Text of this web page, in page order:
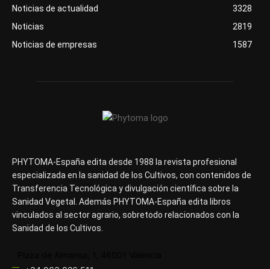
Noticias de actualidad
3328
Noticias
2819
Noticias de empresas
1587
PHYTOMA-España edita desde 1988 la revista profesional
especializada en la sanidad de los Cultivos, con contenidos de
Transferencia Tecnológica y divulgación científica sobre la
Sanidad Vegetal. Además PHYTOMA-España edita libros
vinculados al sector agrario, sobretodo relacionados con la
Sanidad de los Cultivos.